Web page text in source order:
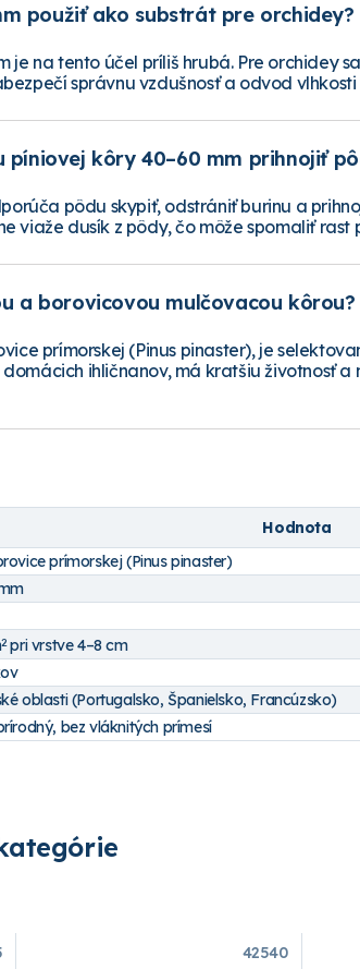
použiť ako substrát pre orchidey?
je na tento účel príliš hrubá. Pre orchidey
správnu vzdušnosť a odvod
kôry 40–60 mm prihnojiť
pôdu skypiť, odstrániť burinu a
viaže dusík z pôdy, čo môže spomaliť rast
a borovicovou mulčovacou kôrou?
prímorskej (Pinus pinaster), je
ihličnanov, má kratšiu životnosť a
Hodnota
prímorskej (Pinus pinaster)
2pri vrstve 4–8 cm
oblasti (Portugalsko, Španielsko, Francúzsko)
bez vláknitých prímesí
42540